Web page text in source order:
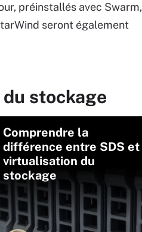
préinstallés avec Swarm,
seront également
stockage
Comprendre la
différence entre SDS et
virtualisation du
stockage